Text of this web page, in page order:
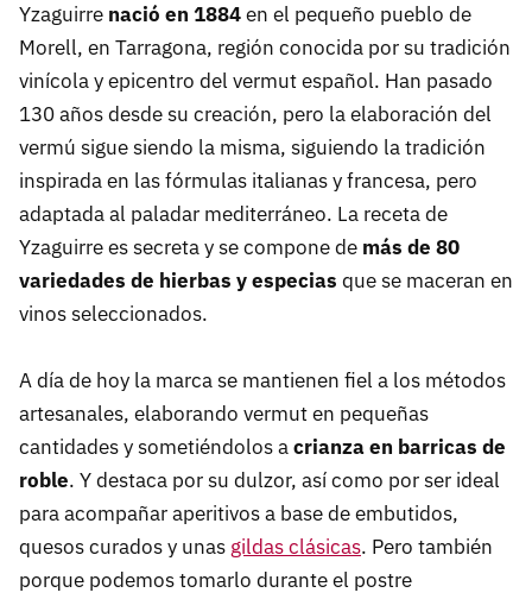
Yzaguirre nació en 1884en el pequeño pueblo de
Morell, en Tarragona, región conocida por su tradición
vinícola y epicentro del vermut español. Han pasado
130 años desde su creación, pero la elaboración del
vermú sigue siendo la misma, siguiendo la tradición
inspirada en las fórmulas italianas y francesa, pero
adaptada al paladar mediterráneo. La receta de
Yzaguirre es secreta y se compone de más de 80
variedades de hierbas y especias que se maceran en
vinos seleccionados.
A día de hoy la marca se mantienen fiel a los métodos
artesanales, elaborando vermut en pequeñas
cantidades y sometiéndolos acrianza en barricas de
roble. Y destaca por su dulzor, así como por ser ideal
para acompañar aperitivos a base de embutidos,
quesos curados y unas gildas clásicas. Pero también
porque podemos tomarlo durante el postre